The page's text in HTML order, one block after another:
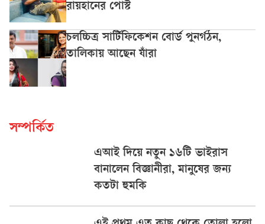
রায়হানের পোস্ট
চলচ্চিত্র সার্টিফিকেশন বোর্ড পুনর্গঠন,
তালিকায় আছেন যাঁরা
সম্পর্কিত
এআই দিয়ে নতুন ১৬টি ভাইরাস
বানালেন বিজ্ঞানীরা, মানুষের জন্য
কতটা হুমকি